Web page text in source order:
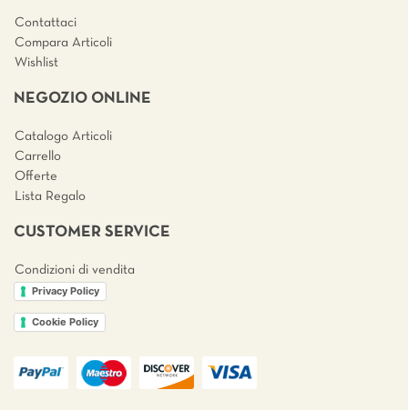
Contattaci
Compara Articoli
Wishlist
NEGOZIO ONLINE
Catalogo Articoli
Carrello
Offerte
Lista Regalo
CUSTOMER SERVICE
Condizioni di vendita
Privacy Policy
Cookie Policy